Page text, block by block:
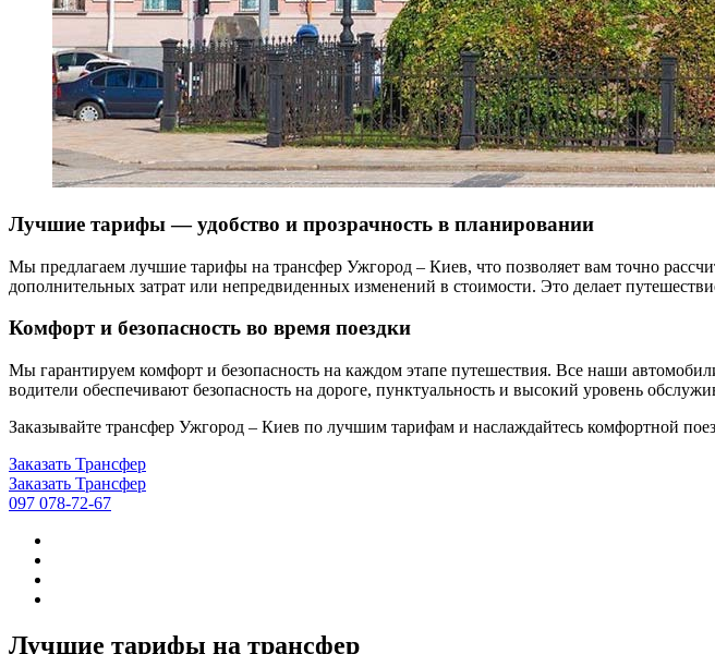
Лучшие тарифы — удобство и прозрачность в планировании
Мы предлагаем лучшие тарифы на трансфер Ужгород – Киев, что позволяет вам точно
дополнительных затрат или непредвиденных изменений в стоимости. Это делает
Комфорт и безопасность во время поездки
Мы гарантируем комфорт и безопасность на каждом этапе путешествия. Все наши
водители обеспечивают безопасность на дороге, пунктуальность и высокий уровень
Заказывайте трансфер Ужгород – Киев по лучшим тарифам и наслаждайтесь комфортной
Заказать Трансфер
Заказать Трансфер
097 078-72-67
Лучшие тарифы на трансфер